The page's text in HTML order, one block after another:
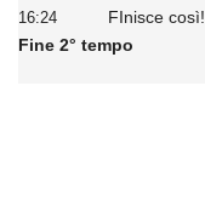
16:24
FInisce così!
Fine 2° tempo